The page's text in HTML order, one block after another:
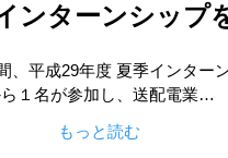
ンターンシップ
、平成29年度 夏季インター
１名が参加し、送配電業…
もっと読む